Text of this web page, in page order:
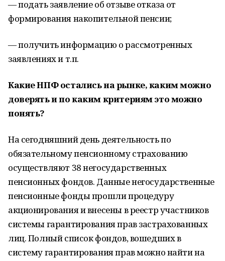
— подать заявление об отзыве отказа от
формирования накопительной пенсии;
— получить информацию о рассмотренных
заявлениях и т.п.
Какие НПФ остались на рынке, каким можно
доверять и по каким критериям это можно
понять?
На сегодняшний день деятельность по
обязательному пенсионному страхованию
осуществляют 38 негосударственных
пенсионных фондов. Данные негосударственные
пенсионные фонды прошли процедуру
акционирования и внесены в реестр участников
системы гарантирования прав застрахованных
лиц. Полный список фондов, вошедших в
систему гарантирования прав можно найти на